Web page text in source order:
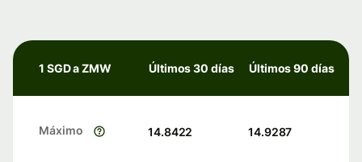
1 SGD a ZMW Últimos 30 días Últimos 90 días
Máximo 14.8422 14.9287